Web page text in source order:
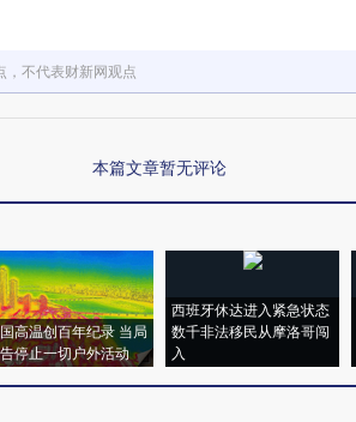
，不代表财新网观点
本篇文章暂无评论
高温创百年纪录 当局
停止一切户外活动
西班牙休达进入紧急状态
数千非法移民从摩洛哥闯
入